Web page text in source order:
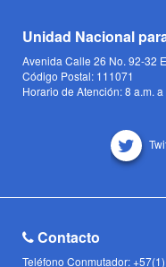
Unidad Nacional
Avenida Calle 26 No. 92-32
Código Postal: 111071
Horario de Atención: 8 a.m. a
Contacto
Teléfono Conmutador: